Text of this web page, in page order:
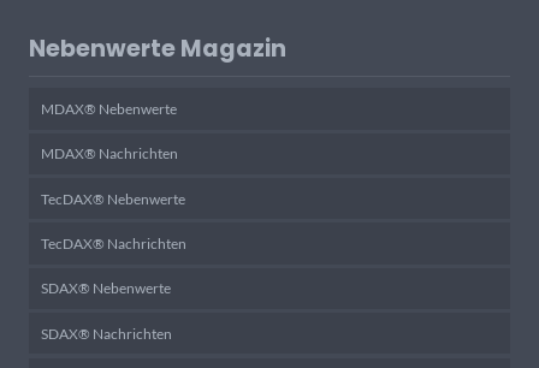
Nebenwerte Magazin
MDAX® Nebenwerte
MDAX® Nachrichten
TecDAX® Nebenwerte
TecDAX® Nachrichten
SDAX® Nebenwerte
SDAX® Nachrichten